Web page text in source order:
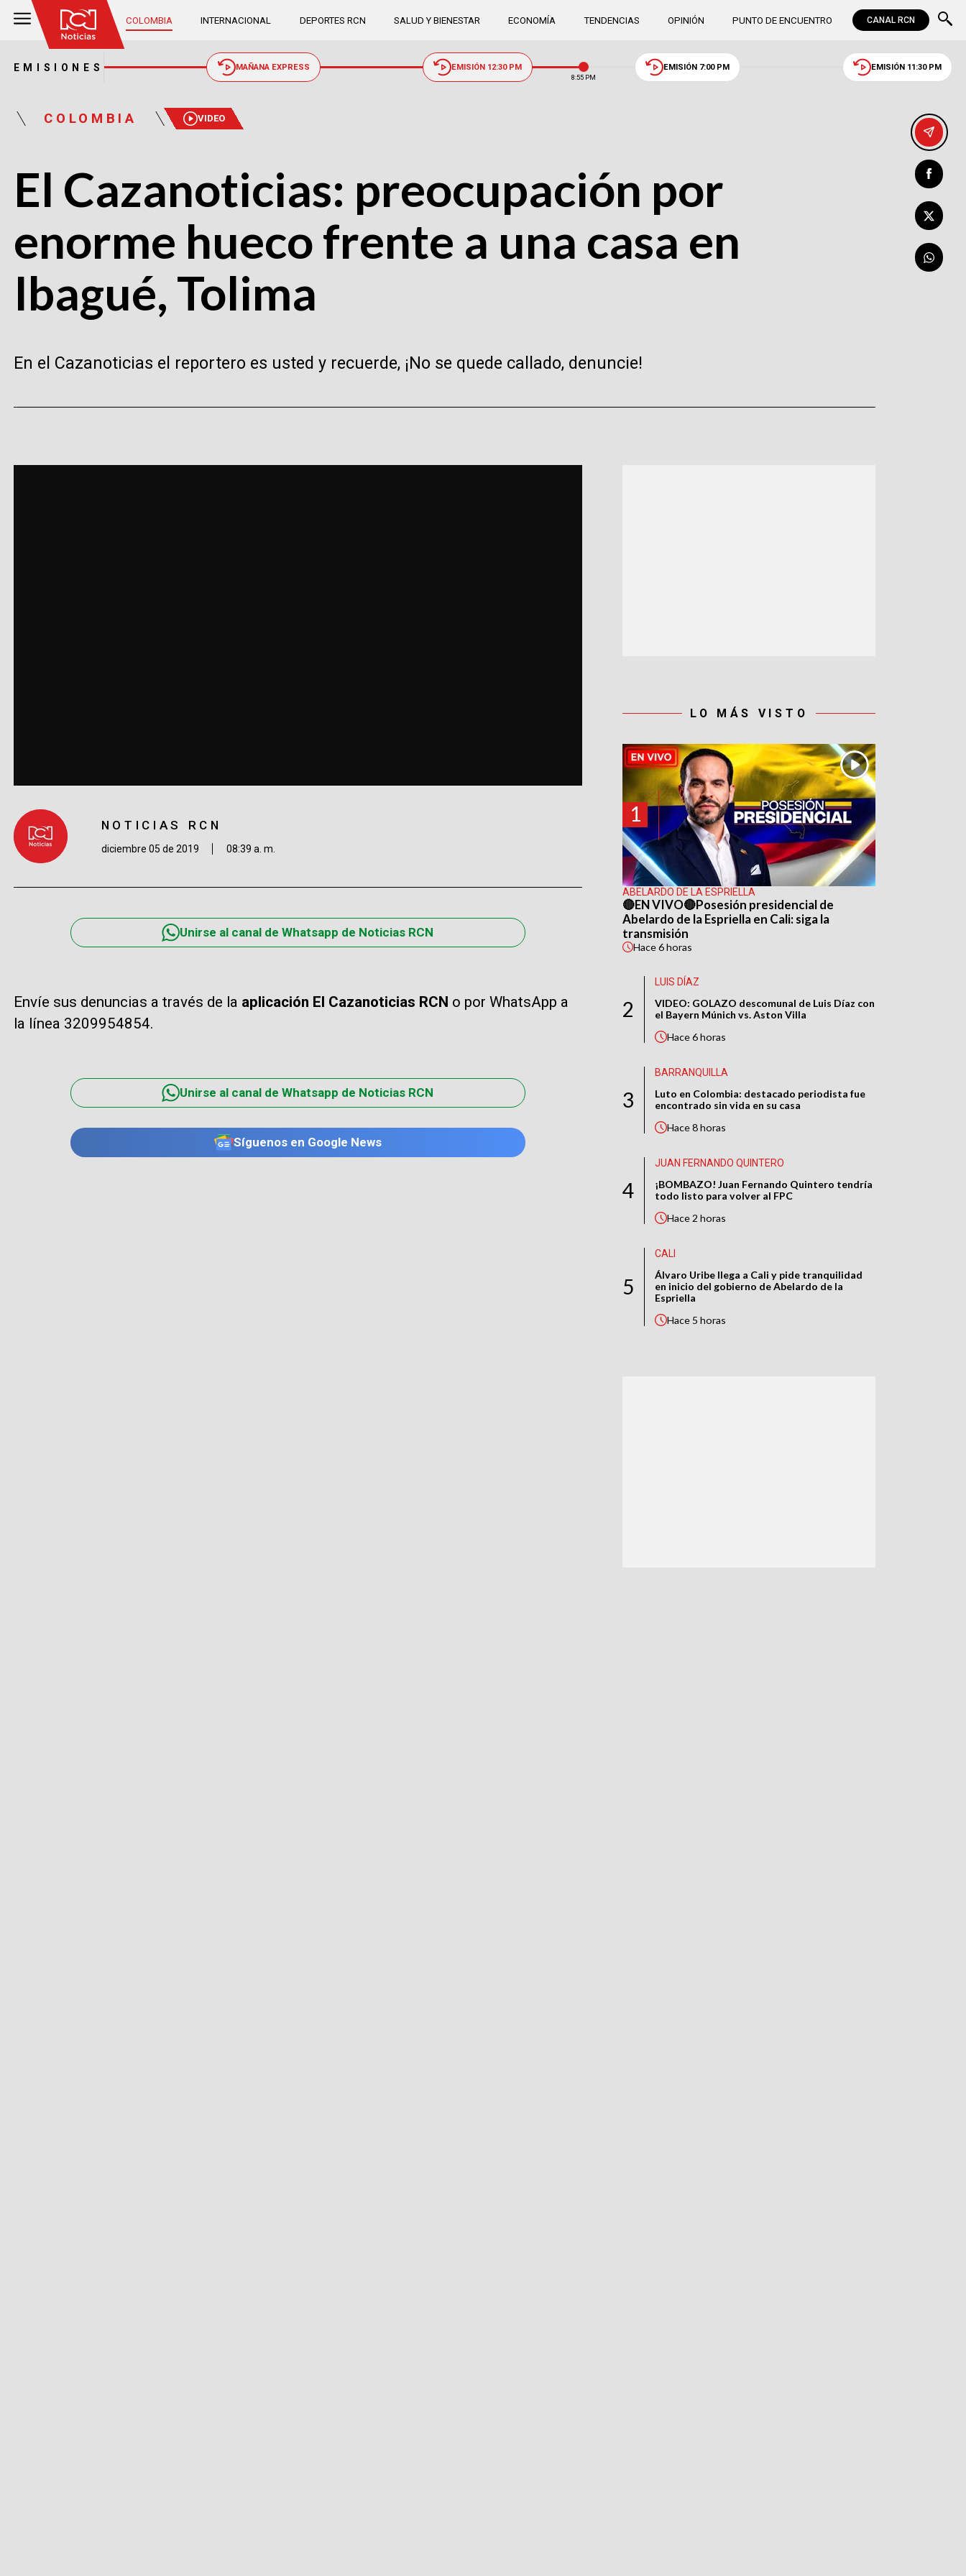
COLOMBIA INTERNACIONAL DEPORTES RCN SALUD Y BIENESTAR ECONOMÍA TENDENCIAS OPINIÓN PUNTO DE ENCUENTRO CANAL RCN
EMISIONES MAÑANA EXPRESS EMISIÓN 12:30 PM
8:55 PM
EMISIÓN 7:00 PM EMISIÓN 11:30 PM
COLOMBIA VIDEO
El Cazanoticias: preocupación por
enorme hueco frente a una casa en
Ibagué, Tolima
En el Cazanoticias el reportero es usted y recuerde, ¡No se quede callado, denuncie!
NOTICIAS RCN
diciembre 05 de 2019 08:39 a. m.
Unirse al canal de Whatsapp de Noticias RCN
Envíe sus denuncias a través de la aplicación El Cazanoticias RCN o por WhatsApp a
la línea 3209954854.
Unirse al canal de Whatsapp de Noticias RCN
Síguenos en Google News
LO MÁS VISTO
1
ABELARDO DE LA ESPRIELLA
🔴EN VIVO🔴Posesión presidencial de
Abelardo de la Espriella en Cali: siga la
transmisión
Hace6 horas
2
LUIS DÍAZ
VIDEO: GOLAZO descomunal de Luis Díaz con
el Bayern Múnich vs. Aston Villa
Hace6 horas
3
BARRANQUILLA
Luto en Colombia: destacado periodista fue
encontrado sin vida en su casa
Hace8 horas
4
JUAN FERNANDO QUINTERO
¡BOMBAZO! Juan Fernando Quintero tendría
todo listo para volver al FPC
Hace2 horas
5
CALI
Álvaro Uribe llega a Cali y pide tranquilidad
en inicio del gobierno de Abelardo de la
Espriella
Hace 5 horas